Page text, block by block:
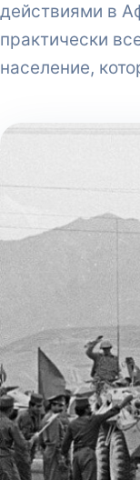
действиями в
практически
население,